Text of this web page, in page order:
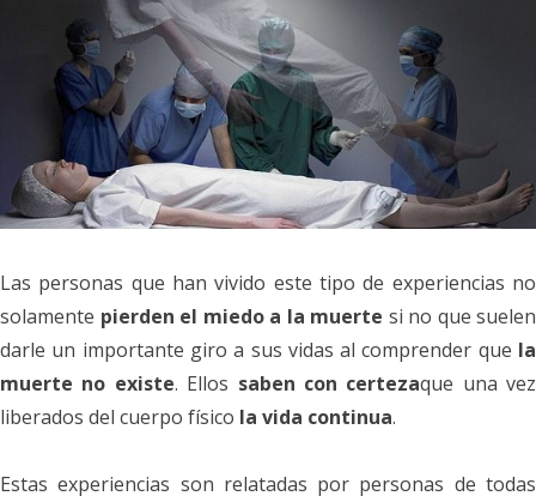
Las personas que han vivido este tipo de experiencias no
solamente pierden el miedo a la muerte si no que suelen
darle un importante giro a sus vidas al comprender que la
muerte no existe. Ellos saben con certezaque una vez
liberados del cuerpo físico la vida continua.
Estas experiencias son relatadas por personas de todas